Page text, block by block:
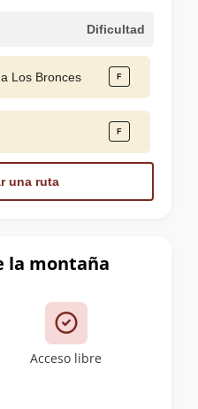
la montaña
Acceso libre
Dificultad
Los Bronces
una ruta